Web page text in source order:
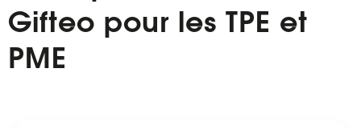
Gifteo pour les TPE et
PME